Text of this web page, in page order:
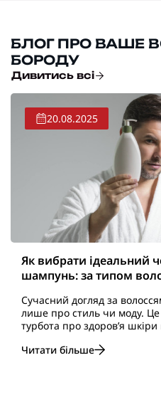
БЛОГ ПРО ВАШЕ
БОРОДУ
Дивитись всі
20.08.2025
Як вибрати ідеальний
шампунь: за типом
Сучасний догляд за
лише про стиль чи моду. Це
турбота про здоров’я шкіри
актуально для чоловіків, які
Читати більше